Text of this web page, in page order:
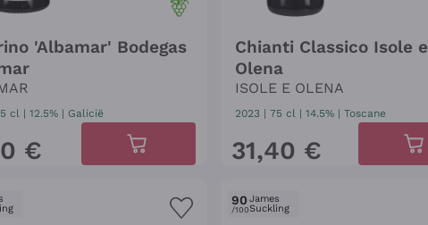
'Albamar' Bodegas
cl | 12.5% Galicië
€
Chianti Classico Isole e
Olena
ISOLE E OLENA
2023 |75 cl | 14.5% |Toscane
31,40 €
90
/100
James
Suckling